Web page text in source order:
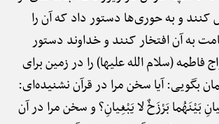
و به حوری‌ها دستور داد که آن را
به آن افتخار کنند و خداوند دستور
فاطمه (سلام الله علیها) را در زمین برای
بگویی: آیا سخن مرا در قرآن نشنیده‌ای:
بَیْنَهُما بَرْزَخٌ لا یَبْغِیانِ؟ و سخن مرا در آن